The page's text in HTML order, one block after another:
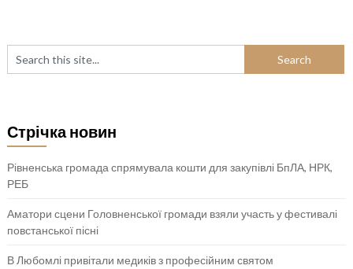
Стрічка новин
Рівненська громада спрямувала кошти для закупівлі БпЛА, НРК,
РЕБ
Аматори сцени Головненської громади взяли участь у фестивалі
повстанської пісні
В Любомлі привітали медиків з професійним святом